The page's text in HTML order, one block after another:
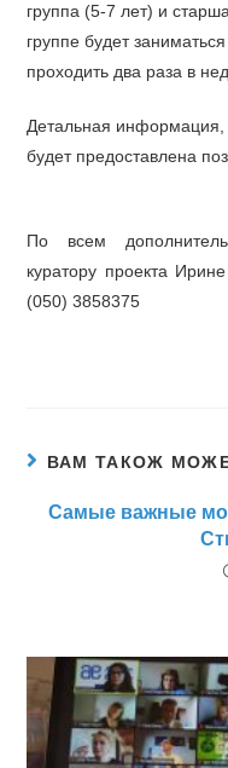
группа (5-7 лет) и
группе будет
проходить два раза в
Детальная информация,
будет предоставлена
По всем
куратору проекта
(050) 3858375
ВАМ ТАКОЖ
Самые важные